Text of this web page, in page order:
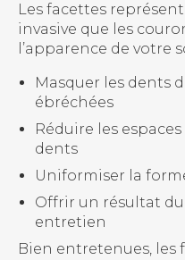
Les facettes
invasive que les
l’apparence de votre
Masquer les dents
ébréchées
Réduire les
dents
Uniformiser la
Offrir un résultat
entretien
Bien entretenues, les